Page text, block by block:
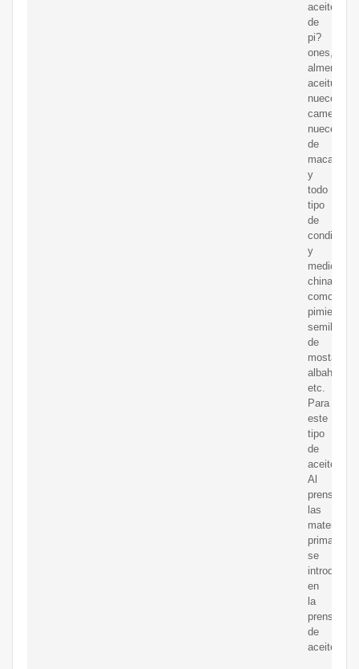
aceite
de
pi?
ones,
almendras,
aceitunas,
nueces,
camelia,
nueces
de
y
todo
tipo
de
y
medicinas
chinas
como
pimienta,
semilla
de
mostaza,
albahaca,
etc.
Para
este
tipo
de
aceite
Al
prensar,
las
materias
primas
se
introducen
en
la
prensa
de
aceite